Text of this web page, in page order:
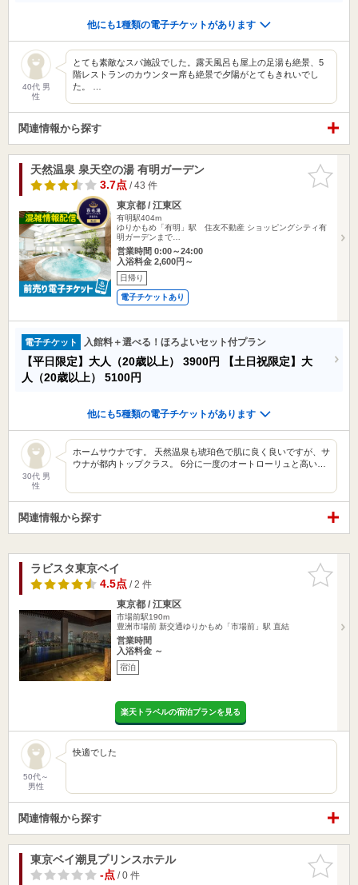
他にも1種類の電子チケットがあります
40代 男
性
とても素敵なスパ施設でした。露天風呂も屋上の足湯も絶景、5
階レストランのカウンター席も絶景で夕陽がとてもきれいでし
た。 …
関連情報から探す
お気に入
りに追加
天然温泉 泉天空の湯 有明ガーデン
3.7点/ 43 件
東京都 / 江東区
有明駅404m
ゆりかもめ「有明」駅 住友不動産 ショッピングシティ有
明ガーデンまで…
営業時間 0:00～24:00
入浴料金 2,600円～
日帰り
電子チケットあり
電子チケット 入館料＋選べる！ほろよいセット付プラン
【平日限定】大人（20歳以上） 3900円
【土日祝限定】大
人（20歳以上） 5100円
他にも5種類の電子チケットがあります
30代 男
性
ホームサウナです。 天然温泉も琥珀色で肌に良く良いですが、サ
ウナが都内トップクラス。 6分に一度のオートローリュと高い…
関連情報から探す
お気に入
りに追加
ラビスタ東京ベイ
4.5点/ 2 件
東京都 / 江東区
市場前駅190m
豊洲市場前 新交通ゆりかもめ「市場前」駅 直結
営業時間
入浴料金 ～
宿泊
楽天トラベルの宿泊プランを見る
50代～
男性
快適でした
関連情報から探す
お気に入
りに追加
東京ベイ潮見プリンスホテル
-点/ 0 件